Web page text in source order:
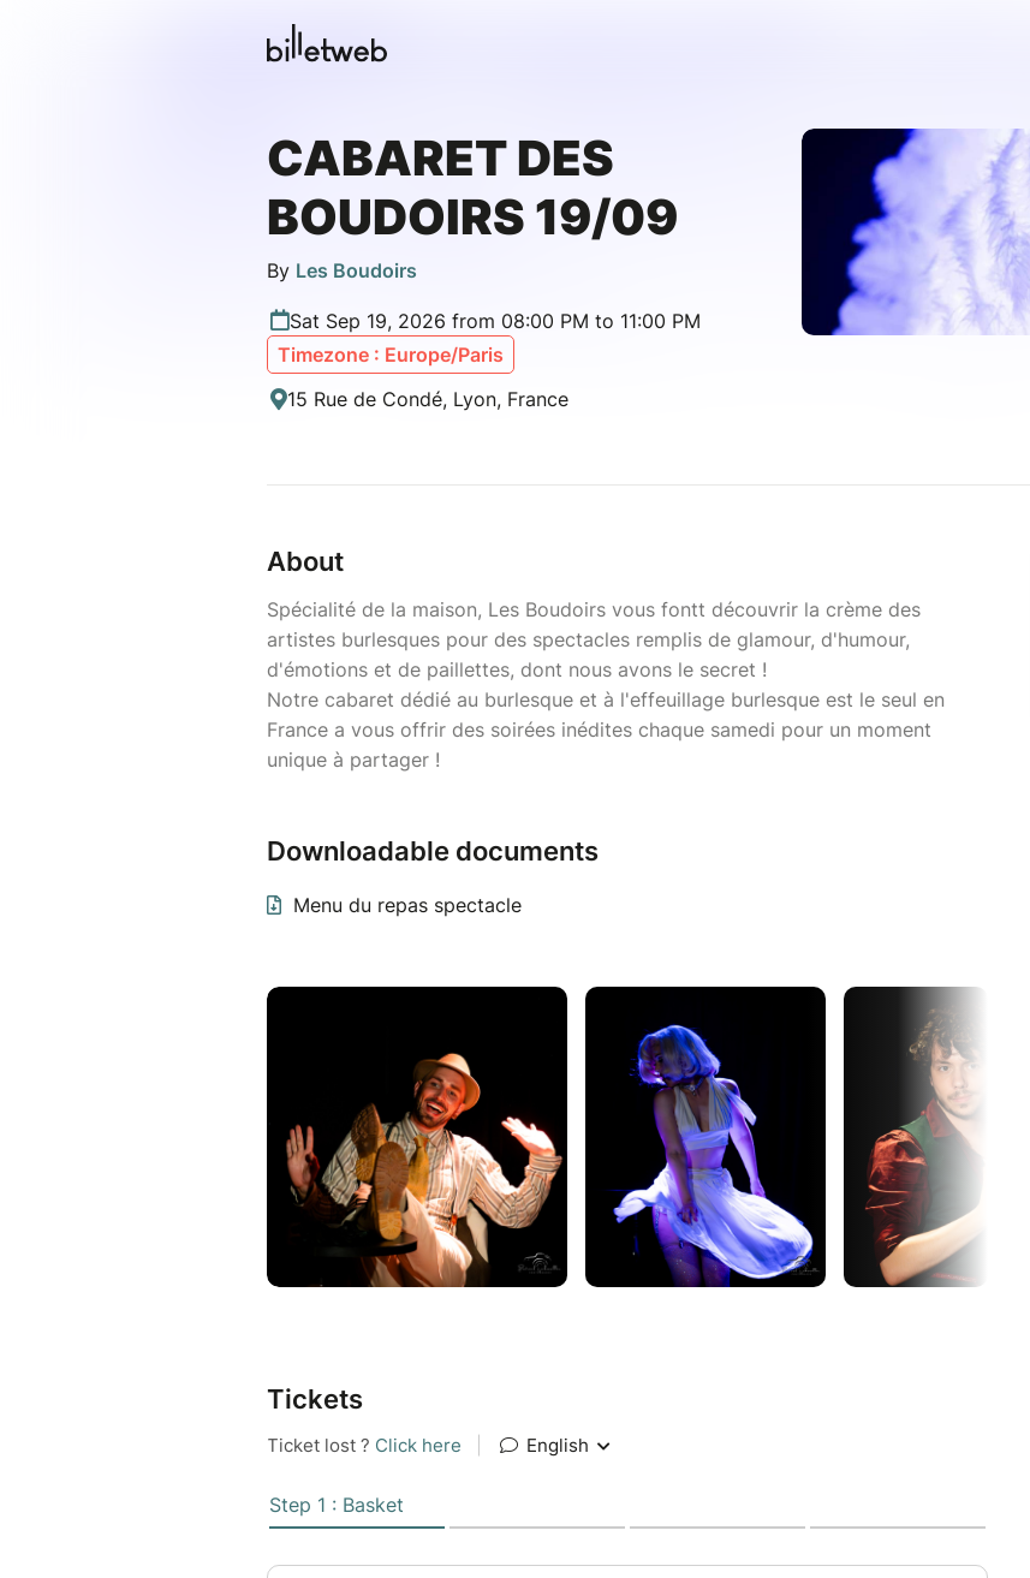
CABARET DES
BOUDOIRS 19/09
By Les Boudoirs
Sat Sep 19, 2026 from 08:00 PM to 11:00 PM
Timezone : Europe/Paris
15 Rue de Condé, Lyon, France
About
Spécialité de la maison, Les Boudoirs vous fontt découvrir la crème des
artistes burlesques pour des spectacles remplis de glamour, d'humour,
d'émotions et de paillettes, dont nous avons le secret !
Notre cabaret dédié au burlesque et à l'effeuillage burlesque est le seul en
France a vous offrir des soirées inédites chaque samedi pour un moment
unique à partager !
Downloadable documents
Menu du repas spectacle
Tickets